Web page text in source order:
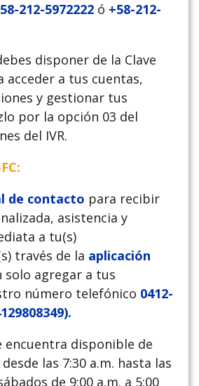
212-5972222 ó +58-212-
disponer de la Clave
acceder a tus cuentas,
y gestionar tus
por la opción 03 del
del IVR.
de contacto para recibir
asistencia y
a tu(s)
través de la aplicación
solo agregar a tus
número telefónico 0412-
encuentra disponible de
las 7:30 a.m. hasta las
de 9:00 a.m. a 5:00